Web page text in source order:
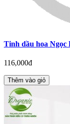
Tinh dầu hoa Ngọc
116,000đ
Thêm vào giỏ